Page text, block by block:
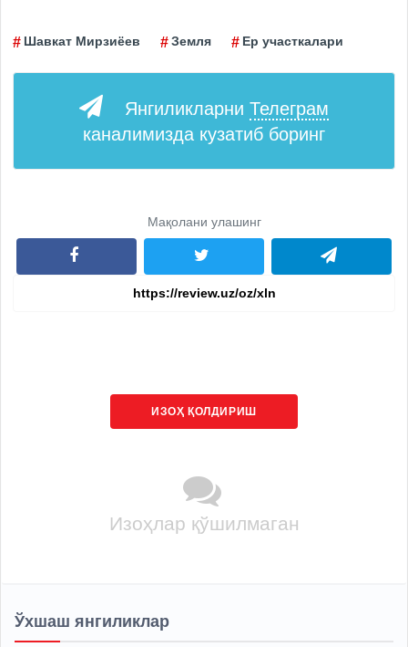
Шавкат Мирзиёев Земля Ер участкалари
Янгиликларни Телеграм
каналимизда кузатиб боринг
Мақолани улашинг
ИЗОҲ ҚОЛДИРИШ
Изоҳлар қўшилмаган
Ўхшаш янгиликлар